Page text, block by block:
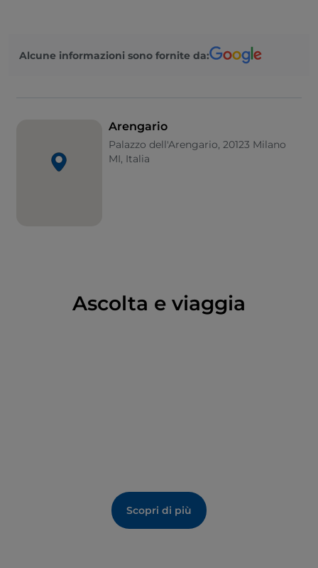
II. Le due facciate, nonostante siano in stile
da decori a tema vegetale e bassorilievi ispirati alla
storia di Milano di Arturo Martini del 1942.
Alcune informazioni sono fornite da:
Arengario
Palazzo dell'Arengario, 20123 Milano
MI, Italia
Ascolta e viaggia
Scopri di più